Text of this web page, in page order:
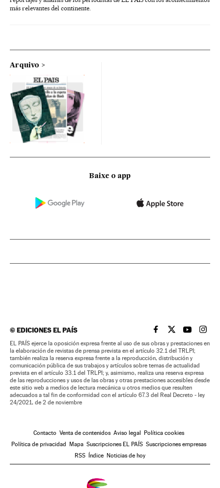
más relevantes del continente.
Arquivo
Baixe o app
©EDICIONES EL PAÍS EL PAÍS BRASIL EN
EL PAÍSEL PAÍS
EL
EL PAÍS ejerce la oposición expresa frente al uso de sus obras y prestaciones en
la elaboración de revistas de prensa prevista en el artículo 32.1 del TRLPI;
también realiza la reserva expresa frente a la reproducción, distribución y
comunicación pública de sus trabajos y artículos sobre temas de actualidad
prevista en el artículo 33.1 del TRLPI; y, asimismo, realiza una reserva expresa
de las reproducciones y usos de las obras y otras prestaciones accesibles desde
este sitio web a medios de lectura mecánica u otros medios que resulten
adecuados a tal fin de conformidad con el artículo 67.3 del Real Decreto - ley
24/2021, de 2 de noviembre
Contacto Venta de contenidos Aviso legal
Política cookies
Política de privacidad
Mapa Suscripciones EL PAÍS Suscripciones empresas
RSS
Índice Noticias de hoy